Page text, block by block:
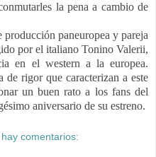
la pena a cambio de
producción paneuropea y pareja
por el italiano Tonino Valerii,
en el western a la europea.
rigor que caracterizan a este
un buen rato a los fans del
aniversario de su estreno.
hay comentarios: